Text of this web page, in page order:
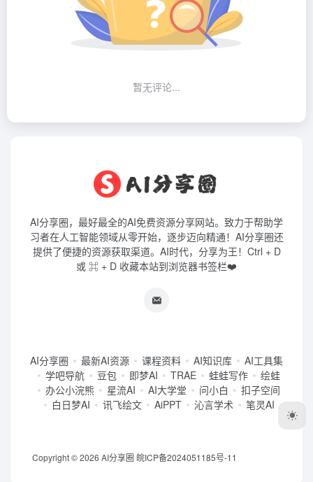
暂无评论...
AI分享圈，最好最全的AI免费资源分享网站。致力于帮助学
习者在人工智能领域从零开始，逐步迈向精通！AI分享圈还
提供了便捷的资源获取渠道。AI时代，分享为王！Ctrl + D
或 ⌘ + D 收藏本站到浏览器书签栏❤️
AI分享圈 最新AI资源 课程资料 AI知识库
AI工具集
学吧导航
豆包 即梦AI TRAE 蛙蛙写作
绘蛙
办公小浣熊
星流AI AI大学堂 问小白
扣子空间
白日梦AI
讯飞绘文 AiPPT 沁言学术 笔灵AI
Copyright © 2026 AI分享圈 皖ICP备2024051185号-11